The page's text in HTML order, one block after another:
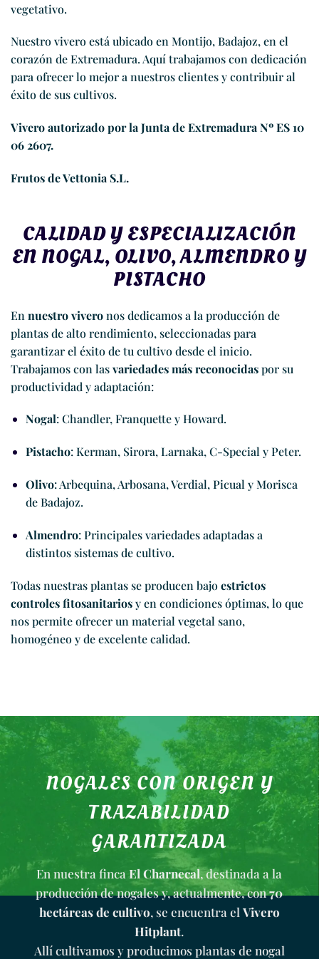
vegetativo.
Nuestro vivero está ubicado en Montijo, Badajoz, en el
corazón de Extremadura. Aquí trabajamos con dedicación
para ofrecer lo mejor a nuestros clientes y contribuir al
éxito de sus cultivos.
Vivero autorizado por la Junta de Extremadura Nº ES 10
06 2607.
Frutos de Vettonia S.L.
CALIDAD Y ESPECIALIZACIÓN
EN NOGAL, OLIVO, ALMENDRO Y
PISTACHO
En nuestro viveronos dedicamos a la producción de
plantas de alto rendimiento, seleccionadas para
garantizar el éxito de tu cultivo desde el inicio.
Trabajamos con lasvariedades más reconocidaspor su
productividad y adaptación:
Nogal: Chandler, Franquette y Howard.
Pistacho: Kerman, Sirora, Larnaka, C-Special y Peter.
Olivo: Arbequina, Arbosana, Verdial, Picual y Morisca
de Badajoz.
Almendro: Principales variedades adaptadas a
distintos sistemas de cultivo.
Todas nuestras plantas se producen bajoestrictos
controles fitosanitariosy en condiciones óptimas, lo que
nos permite ofrecer un material vegetal sano,
homogéneo y de excelente calidad.
NOGALES CON ORIGEN Y
TRAZABILIDAD
GARANTIZADA
En nuestra fincaEl Charnecal, destinada a la
producción de nogales y, actualmente, con70
hectáreas de cultivo, se encuentra el Vivero
Hitplant.
Allí cultivamos y producimos plantas de nogal